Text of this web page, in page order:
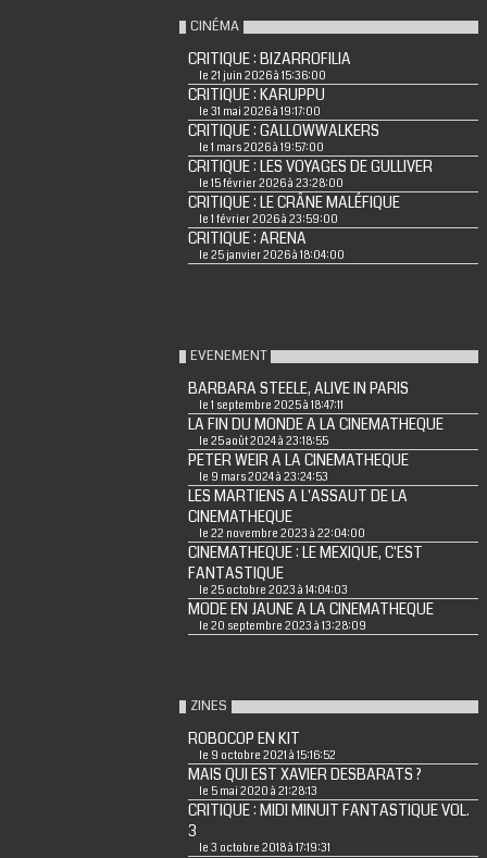
CINÉMA
CRITIQUE : BIZARROFILIA
le 21 juin 2026 à 15:36:00
CRITIQUE : KARUPPU
le 31 mai 2026 à 19:17:00
CRITIQUE : GALLOWWALKERS
le 1 mars 2026 à 19:57:00
CRITIQUE : LES VOYAGES DE GULLIVER
le 15 février 2026 à 23:28:00
CRITIQUE : LE CRÂNE MALÉFIQUE
le 1 février 2026 à 23:59:00
CRITIQUE : ARENA
le 25 janvier 2026 à 18:04:00
EVENEMENT
BARBARA STEELE, ALIVE IN PARIS
le 1 septembre 2025 à 18:47:11
LA FIN DU MONDE A LA CINEMATHEQUE
le 25 août 2024 à 23:18:55
PETER WEIR A LA CINEMATHEQUE
le 9 mars 2024 à 23:24:53
LES MARTIENS A L'ASSAUT DE LA
CINEMATHEQUE
le 22 novembre 2023 à 22:04:00
CINEMATHEQUE : LE MEXIQUE, C'EST
FANTASTIQUE
le 25 octobre 2023 à 14:04:03
MODE EN JAUNE A LA CINEMATHEQUE
le 20 septembre 2023 à 13:28:09
ZINES
ROBOCOP EN KIT
le 9 octobre 2021 à 15:16:52
MAIS QUI EST XAVIER DESBARATS ?
le 5 mai 2020 à 21:28:13
CRITIQUE : MIDI MINUIT FANTASTIQUE VOL.
3
le 3 octobre 2018 à 17:19:31